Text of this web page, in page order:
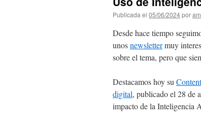
Publicada el 05/06/2024por
Desde hace tiempo
unosnewslettermuy
sobre el tema, pero que
Destacamos hoy su
digital, publicado el 28 de
impacto de la Inteligencia